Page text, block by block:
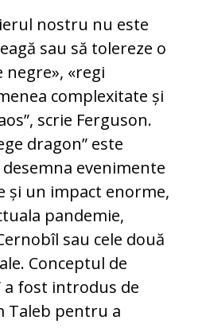
nostru nu este
sau să tolereze o
negre», «regi
complexitate și
scrie Ferguson.
dragon” este
evenimente
și un impact enorme,
pandemie,
sau cele două
Conceptul de
a fost introdus de
Taleb pentru a